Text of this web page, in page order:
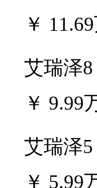
￥
艾瑞泽8
￥ 9.99
艾瑞泽
￥ 5.99